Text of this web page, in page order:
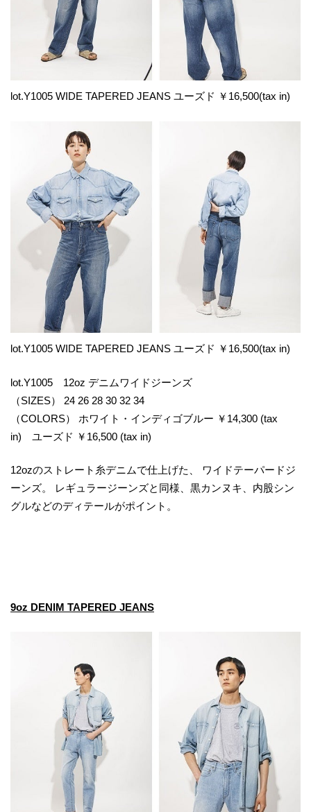
lot.Y1005 WIDE TAPERED JEANS ユーズド ￥16,500(tax in)
lot.Y1005 WIDE TAPERED JEANS ユーズド ￥16,500(tax in)
lot.Y1005 12oz デニムワイドジーンズ
（SIZES） 24 26 28 30 32 34
（COLORS） ホワイト・インディゴブルー ￥14,300 (tax
in) ユーズド ￥16,500 (tax in)
12ozのストレート糸デニムで仕上げた、 ワイドテーパードジ
ーンズ。 レギュラージーンズと同様、黒カンヌキ、内股シン
グルなどのディテールがポイント。
9oz DENIM TAPERED JEANS